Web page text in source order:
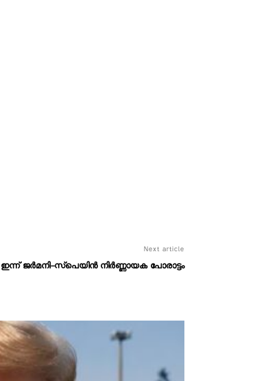
Next article
ജര്‍മനി-സ്‌പെയിൻ നിർണ്ണായക പോരാട്ടം